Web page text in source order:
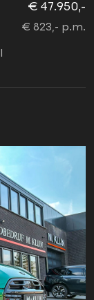
€ 47.950,-
€ 823,- p.m.